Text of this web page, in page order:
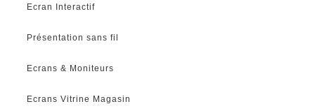
Ecran Interactif
Présentation sans fil
Ecrans & Moniteurs
Ecrans Vitrine Magasin